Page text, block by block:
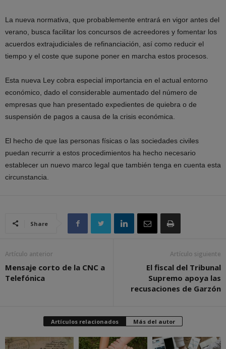
La nueva normativa, que probablemente entrará en vigor antes del
verano, busca facilitar los concursos de acreedores y fomentar los
acuerdos extrajudiciales de refinanciación, así como reducir el
tiempo y el coste que supone poner en marcha estos procesos.
Esta nueva Ley cobra especial importancia en el actual entorno
económico, dado el considerable aumentado del número de
empresas que han presentado expedientes de quiebra o de
suspensión de pagos a causa de la crisis económica.
El hecho de que las personas físicas o las sociedades civiles
puedan recurrir a estos procedimientos ha hecho necesario
establecer un nuevo marco legal que también tenga en cuenta esta
circunstancia.
Share
Artículo anterior
Mensaje corto de la CNC a
Telefónica
Artículo siguiente
El fiscal del Tribunal
Supremo apoya las
recusaciones de Garzón
Artículos relacionados Más del autor